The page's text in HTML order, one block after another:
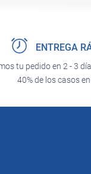
ENTREGA
tu pedido en 2 - 3
40% de los casos